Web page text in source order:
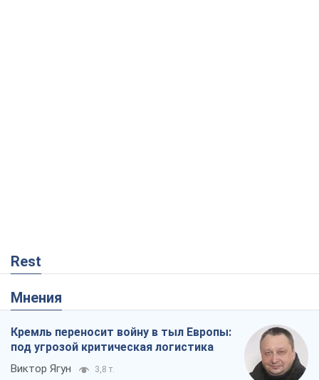
Rest
Мнения
Кремль переносит войну в тыл Европы:
под угрозой критическая логистика
Виктор Ягун 3,8 т.